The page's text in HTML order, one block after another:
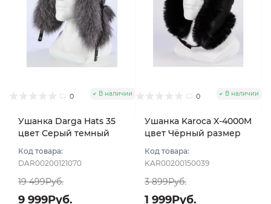
0 В наличии
Ушанка Darga Hats 35
цвет Серый темный
Код товара:
DAR00200121070
19 499Руб.
9 999Руб.
0 В наличии
Ушанка Karoca X-4000M
цвет Чёрный размер
Код товара:
KAR00200150039
3 899Руб.
1 999Руб.